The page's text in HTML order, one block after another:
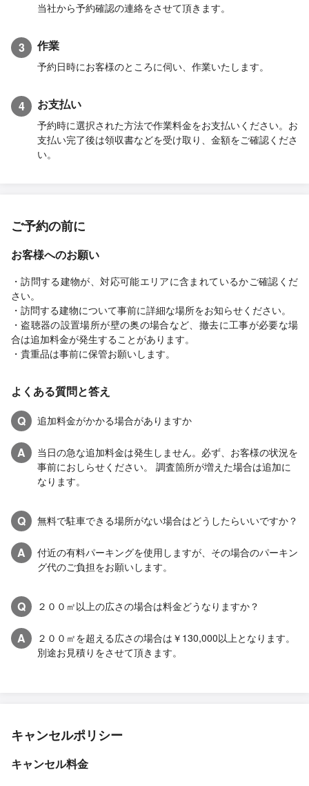
当社から予約確認の連絡をさせて頂きます。
3 作業
予約日時にお客様のところに伺い、作業いたします。
4 お支払い
予約時に選択された方法で作業料金をお支払いください。お
支払い完了後は領収書などを受け取り、金額をご確認くださ
い。
ご予約の前に
お客様へのお願い
・訪問する建物が、対応可能エリアに含まれているかご確認くだ
さい。
・訪問する建物について事前に詳細な場所をお知らせください。
・盗聴器の設置場所が壁の奥の場合など、撤去に工事が必要な場
合は追加料金が発生することがあります。
・貴重品は事前に保管お願いします。
よくある質問と答え
Q
追加料金がかかる場合がありますか
A
当日の急な追加料金は発生しません。必ず、お客様の状況を
事前におしらせください。 調査箇所が増えた場合は追加に
なります。
Q 無料で駐車できる場所がない場合はどうしたらいいですか？
A
付近の有料パーキングを使用しますが、その場合のパーキン
グ代のご負担をお願いします。
Q ２００㎡以上の広さの場合は料金どうなりますか？
A
２００㎡を超える広さの場合は￥130,000以上となります。
別途お見積りをさせて頂きます。
キャンセルポリシー
キャンセル料金